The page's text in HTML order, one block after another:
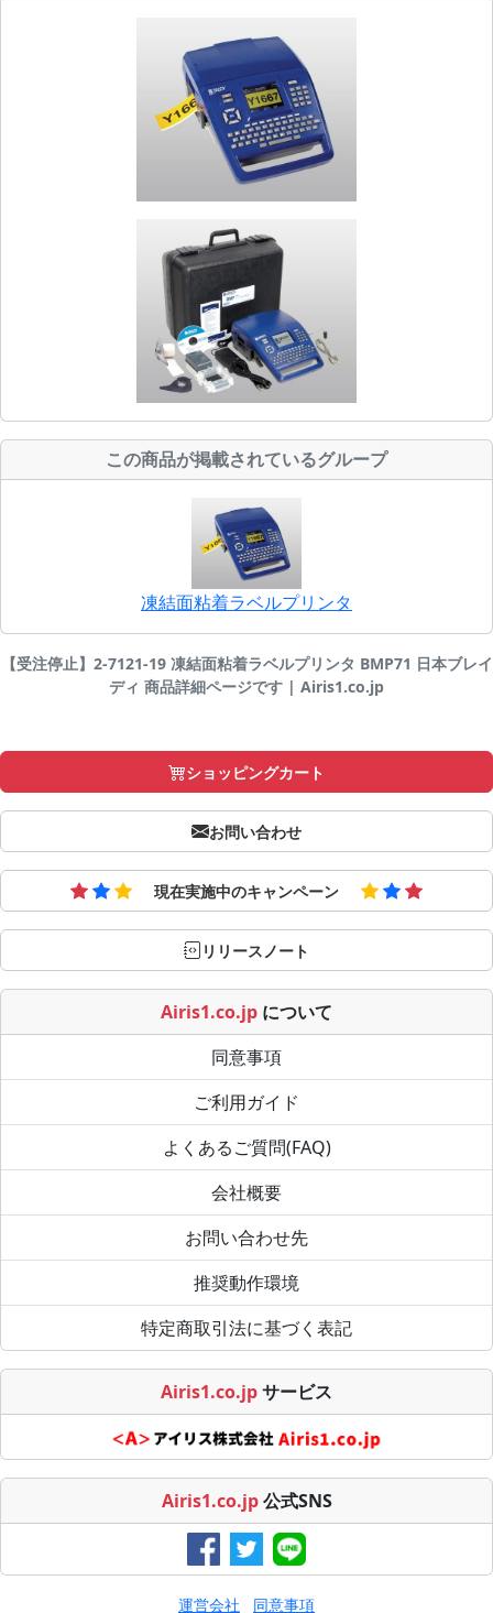
この商品が掲載されているグループ
凍結面粘着ラベルプリンタ
【受注停止】2-7121-19 凍結面粘着ラベルプリンタ BMP71 日本ブレイ
ディ 商品詳細ページです | Airis1.co.jp
ショッピングカート
お問い合わせ
現在実施中のキャンペーン
リリースノート
Airis1.co.jp について
同意事項
ご利用ガイド
よくあるご質問(FAQ)
会社概要
お問い合わせ先
推奨動作環境
特定商取引法に基づく表記
Airis1.co.jpサービス
Airis1.co.jp 公式SNS
運営会社 同意事項